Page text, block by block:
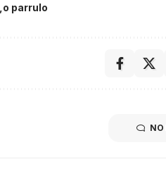
o parrulo
NO